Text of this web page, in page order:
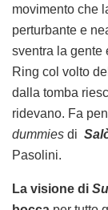
movimento che
perturbante e
sventra la gente
Ring col volto
dalla tomba
ridevano. Fa
dummies di
Pasolini.
La visione di